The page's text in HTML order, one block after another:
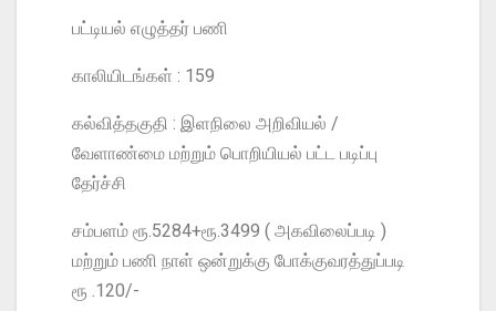
பட்டியல் எழுத்தர் பணி
காலியிடங்கள் : 159
கல்வித்தகுதி : இளநிலை அறிவியல் /
வேளாண்மை மற்றும் பொறியியல் பட்ட படிப்பு
தேர்ச்சி
சம்பளம் ரூ.5284+ரூ.3499 ( அகவிலைப்படி )
மற்றும் பணி நாள் ஒன்றுக்கு போக்குவரத்துப்படி
ரூ .120/-